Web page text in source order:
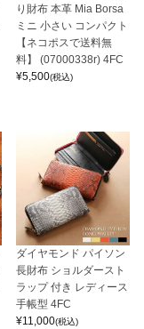
り財布 本革 Mia Borsa
ミニ 小さい コンパクト
【ネコポスで送料無
料】 (07000338r) 4FC
¥5,500(税込)
ダイヤモンド パイソン
長財布 ショルダースト
ラップ 付き レディース
手帳型 4FC
¥11,000(税込)